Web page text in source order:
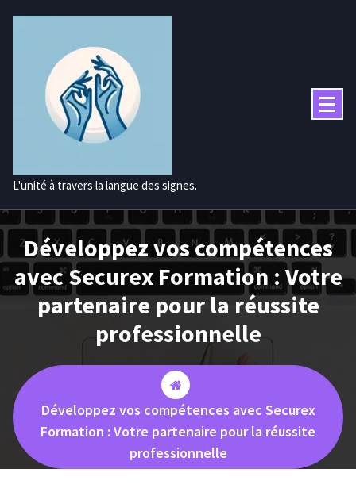
L'unité à travers la langue des signes.
Développez vos compétences
avec Securex Formation : Votre
partenaire pour la réussite
professionnelle
Développez vos compétences avec Securex
Formation : Votre partenaire pour la réussite
professionnelle